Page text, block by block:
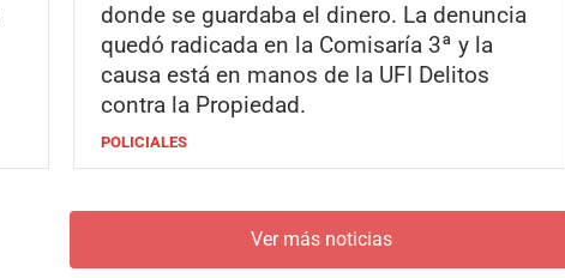
donde se guardaba el dinero. La denuncia
quedó radicada en la Comisaría 3ª y la
causa está en manos de la UFI Delitos
contra la Propiedad.
POLICIALES
Ver más noticias